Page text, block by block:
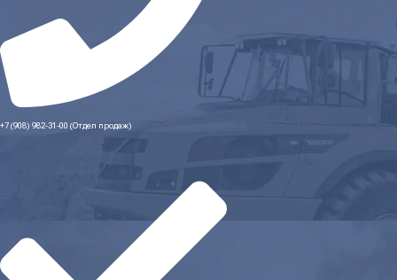
+7 (908) 982-31-00 (Отдел продаж)